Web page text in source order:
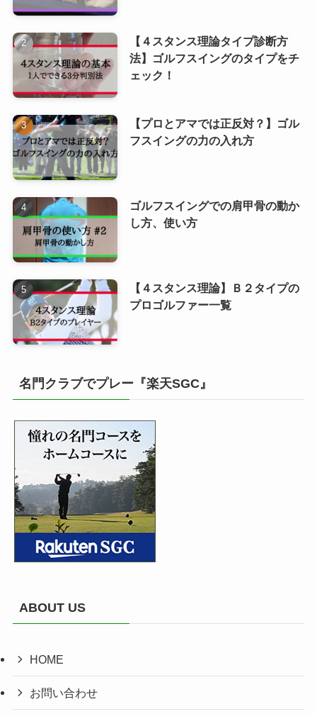
【４スタンス理論タイプ診断方
法】ゴルフスイングのタイプをチ
ェック！
【プロとアマでは正反対？】ゴル
フスイングの力の入れ方
ゴルフスイングでの肩甲骨の動か
し方、使い方
【４スタンス理論】Ｂ２タイプの
プロゴルファー一覧
名門クラブでプレー『楽天SGC』
ABOUT US
HOME
お問い合わせ